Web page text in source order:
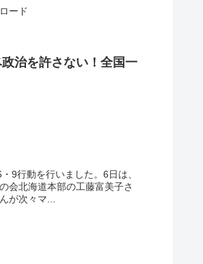
ード
治を許さない！全国一
9行動を行いました。6日は、
会北海道本部の工藤富美子さ
が次々マ...